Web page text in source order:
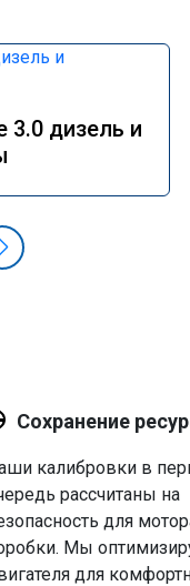
3.0 дизель и
Сохранение
калибровки в
рассчитаны на
для
Мы
для